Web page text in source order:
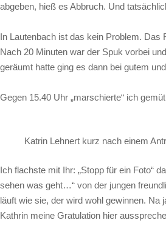
abgeben, hieß es Abbruch. Und
In Lautenbach ist das kein Problem. Das
Nach 20 Minuten war der Spuk vorbei
geräumt hatte ging es dann bei gutem
Gegen 15.40 Uhr „marschierte“ ich
Katrin Lehnert kurz nach einem
Ich flachste mit Ihr: „Stopp für ein Foto“
sehen was geht…“ von der jungen
läuft wie sie, der wird wohl gewinnen.
Kathrin meine Gratulation hier